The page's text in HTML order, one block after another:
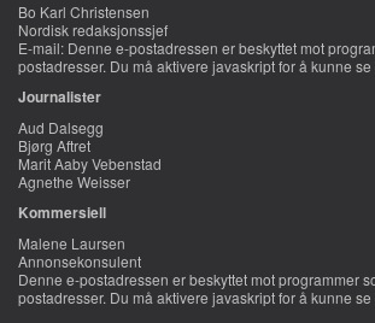
Bo Karl Christensen
Nordisk redaksjonssjef
E-mail: Denne e-postadressen er beskyttet mot
postadresser. Du må aktivere javaskript for å kunne se
Journalister
Aud Dalsegg
Bjørg Aftret
Marit Aaby Vebenstad
Agnethe Weisser
Kommersiell
Malene Laursen
Annonsekonsulent
Denne e-postadressen er beskyttet mot programmer
postadresser. Du må aktivere javaskript for å kunne se